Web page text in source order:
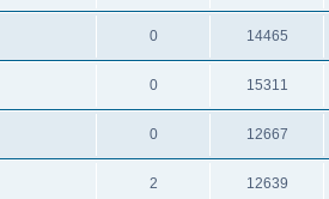
0 14465
0 15311
0 12667
2 12639